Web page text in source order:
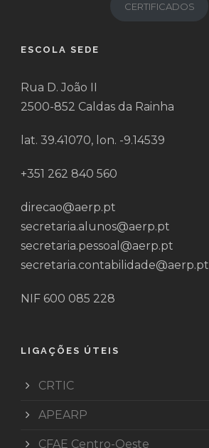
CERTIFICADOS
ESCOLA SEDE
Rua D. João II
2500-852 Caldas da Rainha
lat. 39.41070, lon. -9.14539
+351 262 840 560
direcao@aerp.pt
secretaria.alunos@aerp.pt
secretaria.pessoal@aerp.pt
secretaria.contabilidade@aerp.pt
NIF 600 085 228
LIGAÇÕES ÚTEIS
CRTIC
APEARP
CFAE Centro-Oeste